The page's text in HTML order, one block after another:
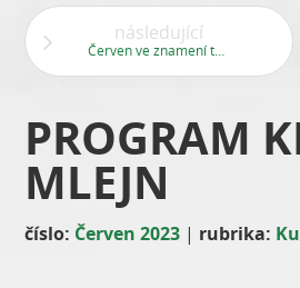
následující
PROGRAM
MLEJN
číslo: Červen 2023 | rubrika: